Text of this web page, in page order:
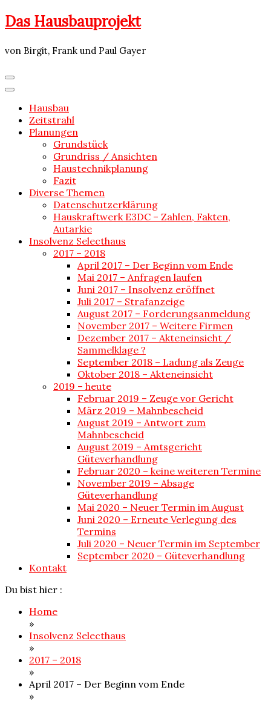
Skip
to
Das Hausbauprojekt
von Birgit, Frank und Paul Gayer
Hausbau
Zeitstrahl
Planungen
Grundstück
Grundriss / Ansichten
Haustechnikplanung
Fazit
Diverse Themen
Datenschutzerklärung
Hauskraftwerk E3DC – Zahlen, Fakten,
Autarkie
Insolvenz Selecthaus
2017 – 2018
April 2017 – Der Beginn vom Ende
Mai 2017 – Anfragen laufen
Juni 2017 – Insolvenz eröffnet
Juli 2017 – Strafanzeige
August 2017 – Forderungsanmeldung
November 2017 – Weitere Firmen
Dezember 2017 – Akteneinsicht /
Sammelklage ?
September 2018 – Ladung als Zeuge
Oktober 2018 – Akteneinsicht
2019 – heute
Februar 2019 – Zeuge vor Gericht
März 2019 – Mahnbescheid
August 2019 – Antwort zum
Mahnbescheid
August 2019 – Amtsgericht
Güteverhandlung
Februar 2020 – keine weiteren Termine
November 2019 – Absage
Güteverhandlung
Mai 2020 – Neuer Termin im August
Juni 2020 – Erneute Verlegung des
Termins
Juli 2020 – Neuer Termin im September
September 2020 – Güteverhandlung
Kontakt
Du bist hier :
Home
»
Insolvenz Selecthaus
»
2017 – 2018
»
April 2017 – Der Beginn vom Ende
»